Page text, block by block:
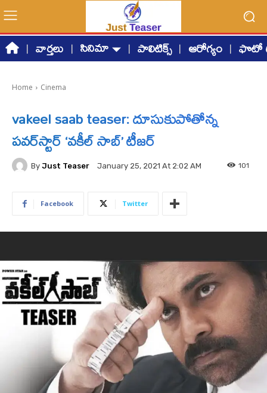
వార్తలు సినిమా పాలిటిక్స్ ఆరోగ్యం ఫొటో
Home Cinema
vakeel saab teaser: దూసుకుపోతోన్న
ప‌వ‌ర్‌స్టార్ ‘వ‌కీల్ సాబ్‌’ టీజర్
By Just Teaser January 25, 2021 At 2:02 AM 101
Facebook Twitter